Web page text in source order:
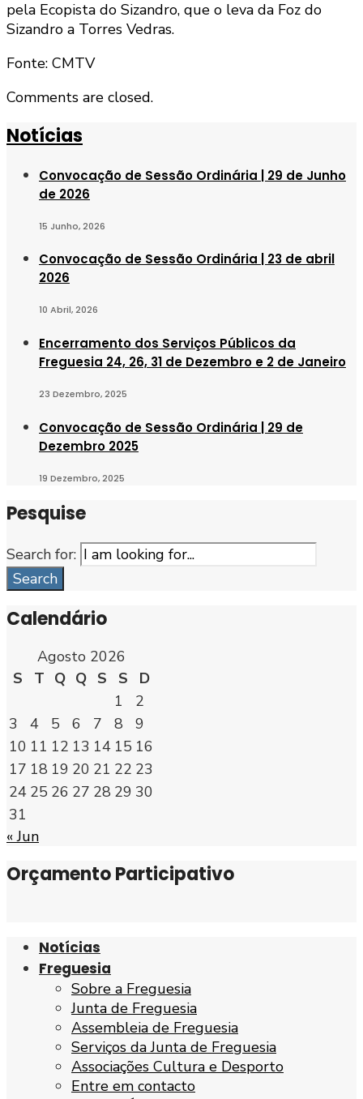
pela Ecopista do Sizandro, que o leva da Foz do
Sizandro a Torres Vedras.
Fonte: CMTV
Comments are closed.
Notícias
Convocação de Sessão Ordinária | 29 de Junho
de 2026
15 Junho, 2026
Convocação de Sessão Ordinária | 23 de abril
2026
10 Abril, 2026
Encerramento dos Serviços Públicos da
Freguesia 24, 26, 31 de Dezembro e 2 de Janeiro
23 Dezembro, 2025
Convocação de Sessão Ordinária | 29 de
Dezembro 2025
19 Dezembro, 2025
Pesquise
Search for:
Search
Calendário
Agosto 2026
S
T Q Q S S
D
1
2
3
4 5 6 7 8
9
10 11 12 13 14 15 16
17 18 19 20 21 22 23
24 25 26 27 28 29 30
31
« Jun
Orçamento Participativo
Notícias
Freguesia
Sobre a Freguesia
Junta de Freguesia
Assembleia de Freguesia
Serviços da Junta de Freguesia
Associações Cultura e Desporto
Entre em contacto